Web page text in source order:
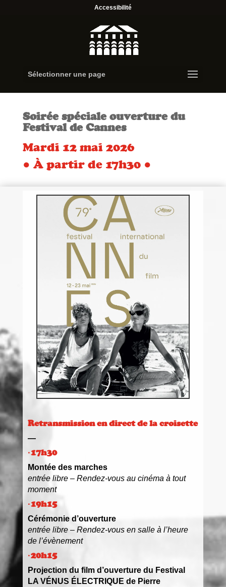
Accessibilité
Sélectionner une page
Soirée spéciale ouverture du
Festival de Cannes
Mardi 12 mai 2026
● À partir de 17h30 ●
Retransmission en direct de la croisette
—
·17h30
Montée des marches
entrée libre – Rendez-vous au cinéma à tout
moment
·19h15
Cérémonie d’ouverture
entrée libre – Rendez-vous en salle à l’heure
de l’évènement
·20h15
Projection du film d’ouverture du Festival
LA VÉNUS ÉLECTRIQUE de Pierre